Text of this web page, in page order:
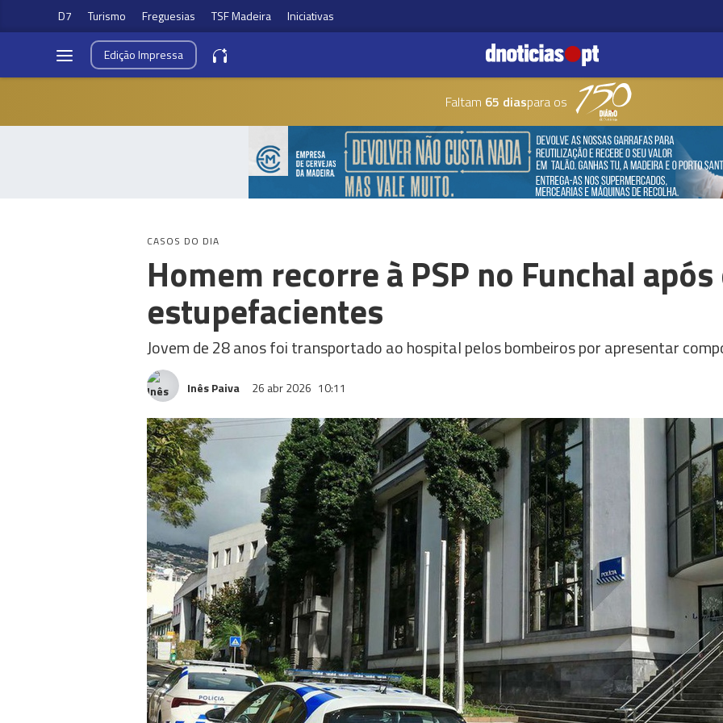
D7 Turismo Freguesias TSF Madeira Iniciativas
EdiçãoImpressa
Faltam 65 diaspara os
CASOS DO DIA
Homem recorre à PSP no Funchal
estupefacientes
Jovem de 28 anos foi transportado ao hospital pelos bombeiros por apresentar
Inês Paiva 26 abr 2026 10:11